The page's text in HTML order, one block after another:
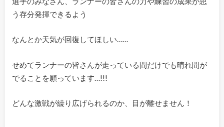
う存分発揮できるよう
なんとか天気が回復してほしい……
せめてランナーの皆さんが走っている間だけでも晴れ間が
でることを願っています…!!!
どんな激戦が繰り広げられるのか、目が離せません！